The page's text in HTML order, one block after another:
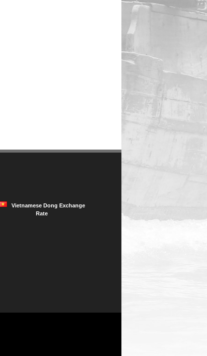
Vietnamese Dong Exchange
Rate